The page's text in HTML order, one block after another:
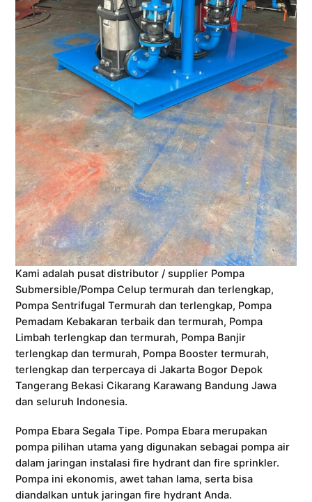
Kami adalah pusat distributor / supplier Pompa
Submersible/Pompa Celup termurah dan terlengkap,
Pompa Sentrifugal Termurah dan terlengkap, Pompa
Pemadam Kebakaran terbaik dan termurah, Pompa
Limbah terlengkap dan termurah, Pompa Banjir
terlengkap dan termurah, Pompa Booster termurah,
terlengkap dan terpercaya di Jakarta Bogor Depok
Tangerang Bekasi Cikarang Karawang Bandung Jawa
dan seluruh Indonesia.
Pompa Ebara Segala Tipe. Pompa Ebara merupakan
pompa pilihan utama yang digunakan sebagai pompa air
dalam jaringan instalasi fire hydrant dan fire sprinkler.
Pompa ini ekonomis, awet tahan lama, serta bisa
diandalkan untuk jaringan fire hydrant Anda.